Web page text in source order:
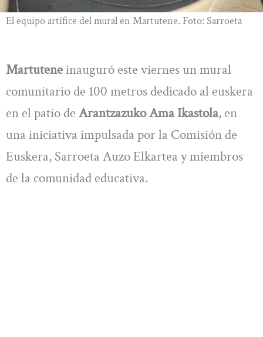
El equipo artífice del mural en Martutene. Foto: Sarroeta
Martuteneinauguró este viernes un mural
comunitario de 100 metros dedicado al euskera
en el patio de Arantzazuko Ama Ikastola, en
una iniciativa impulsada por la Comisión de
Euskera, Sarroeta Auzo Elkartea y miembros
de la comunidad educativa.